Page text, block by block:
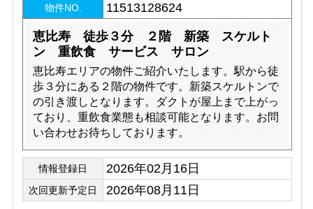
物件NO.
11513128624
恵比寿 徒歩３分 ２階 新築 スケルト
ン 重飲食 サービス サロン
恵比寿エリアの物件ご紹介いたします。駅から徒
歩３分にある２階の物件です。新築スケルトンで
の引き渡しとなります。ダクトが屋上まで上がっ
ており、重飲食業態も相談可能となります。お問
い合わせお待ちしております。
情報登録日 2026年02月16日
次回更新予定日 2026年08月11日